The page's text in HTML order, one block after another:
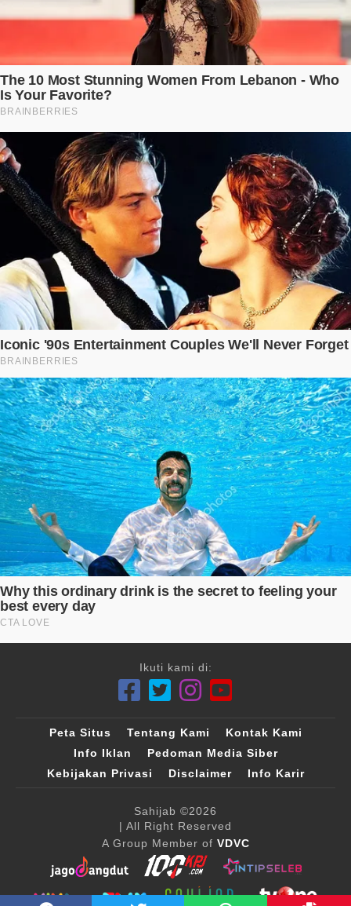
Ikuti kami di:
Peta Situs Tentang Kami
Kontak Kami
Info Iklan
Pedoman Media Siber
Kebijakan Privasi
Disclaimer Info Karir
Sahijab ©2026
| All Right Reserved
A Group Member of VDVC